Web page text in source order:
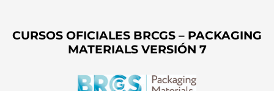
CURSOS OFICIALES BRCGS – PACKAGING
MATERIALS VERSIÓN 7